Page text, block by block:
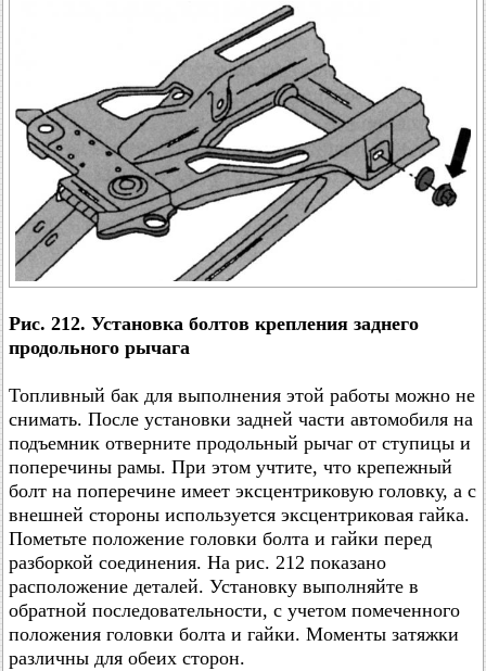
Рис. 212. Установка болтов крепления заднего
продольного рычага
Топливный бак для выполнения этой работы можно не
снимать. После установки задней части автомобиля на
подъемник отверните продольный рычаг от ступицы и
поперечины рамы. При этом учтите, что крепежный
болт на поперечине имеет эксцентриковую головку, а с
внешней стороны используется эксцентриковая гайка.
Пометьте положение головки болта и гайки перед
разборкой соединения. На рис. 212 показано
расположение деталей. Установку выполняйте в
обратной последовательности, с учетом помеченного
положения головки болта и гайки. Моменты затяжки
различны для обеих сторон.